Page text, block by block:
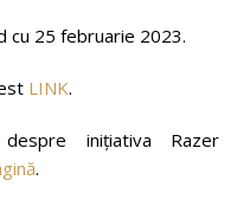
cu 25 februarie 2023.
LINK.
inițiativa Razer
.